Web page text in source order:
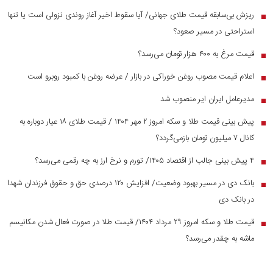
■
ریزش بی‌سابقه قیمت طلای جهانی/ آیا سقوط اخیر آغاز روندی نزولی است یا تنها
استراحتی در مسیر صعود؟
■ قیمت مرغ به ۴۰۰ هزار تومان می‌رسد؟
■ اعلام قیمت مصوب روغن خوراکی در بازار / عرضه روغن با کمبود روبرو است
■ مدیرعامل ایران ایر منصوب شد
■
پیش بینی قیمت طلا و سکه امروز ۲ مهر ۱۴۰۴ / قیمت طلای ۱۸ عیار دوباره به
کانال ۷ میلیون تومان بازمی‌گردد؟
■ ۴ پیش بینی جالب از اقتصاد ۱۴۰۵/ تورم و نرخ ارز به چه رقمی می‌رسد؟
■
بانک دی در مسیر بهبود وضعیت/ افزایش ۱۲۰ درصدی حق و حقوق فرزندان شهدا
در بانک دی
■
قیمت طلا و سکه امروز ۲۹ مرداد ۱۴۰۴/ قیمت طلا در صورت فعال شدن مکانیسم
ماشه به چقدر می‌رسد؟